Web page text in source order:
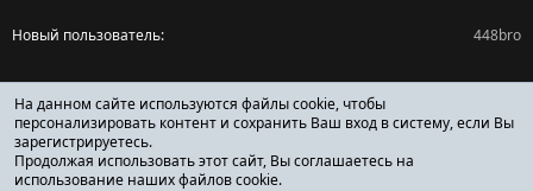
Новый пользователь 448bro
Поделиться страницей
Facebook
X (Twitter)
Reddit
На данном сайте используются файлы cookie, чтобы
персонализировать контент и сохранить Ваш вход в систему, если Вы
зарегистрируетесь.
Продолжая использовать этот сайт, Вы соглашаетесь на
использование наших файлов cookie.